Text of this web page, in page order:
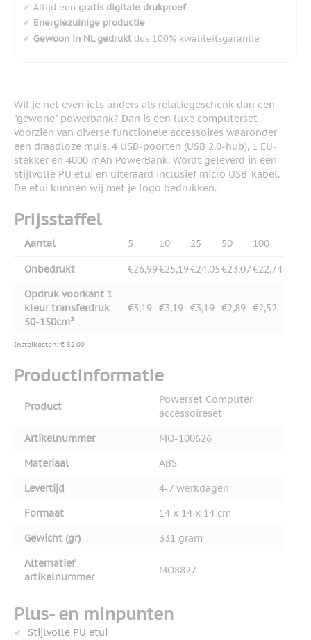
✔ Altijd een gratis digitale drukproef
✔ Energiezuinige productie
✔ Gewoon in NL gedruktdus 100% kwaliteitsgarantie
Wil je net even iets anders als relatiegeschenk dan een
"gewone" powerbank? Dan is een luxe computerset
voorzien van diverse functionele accessoires waaronder
een draadloze muis, 4 USB-poorten (USB 2.0-hub), 1 EU-
stekker en 4000 mAh PowerBank. Wordt geleverd in een
stijlvolle PU etui en uiteraard inclusief micro USB-kabel.
De etui kunnen wij met je logo bedrukken.
Prijsstaffel
Aantal 5 10 25 50 100
Onbedrukt €26,99€25,19€24,05€23,07€22,74
Opdruk voorkant 1
kleur transferdruk
50-150cm²
€3,19 €3,19 €3,19 €2,89 €2,52
Instelkosten: € 52,00
Productinformatie
Product
Powerset Computer
accessoireset
Artikelnummer
MO-100626
Materiaal
ABS
Levertijd
4-7 werkdagen
Formaat
14 x 14 x 14 cm
Gewicht (gr)
331 gram
Alternatief
artikelnummer
MO8827
Plus- en minpunten
Stijlvolle PU etui